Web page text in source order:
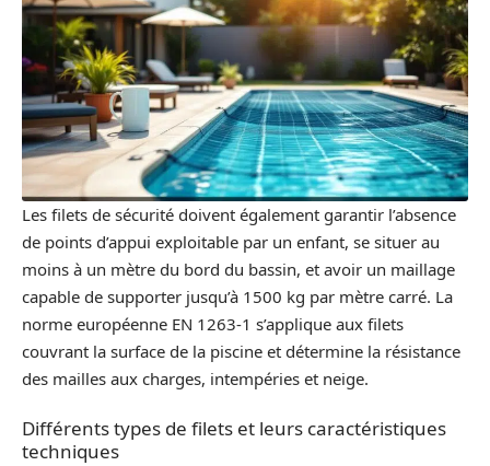
Les filets de sécurité doivent également garantir l’absence
de points d’appui exploitable par un enfant, se situer au
moins à un mètre du bord du bassin, et avoir un maillage
capable de supporter jusqu’à 1500 kg par mètre carré. La
norme européenne EN 1263-1 s’applique aux filets
couvrant la surface de la piscine et détermine la résistance
des mailles aux charges, intempéries et neige.
Différents types de filets et leurs caractéristiques
techniques